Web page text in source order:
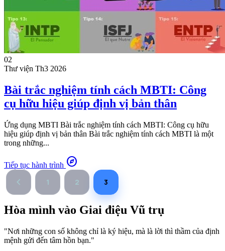
02
Thư viện Th3 2026
Bài trắc nghiệm tính cách MBTI: Công
cụ hữu hiệu giúp định vị bản thân
Ứng dụng MBTI Bài trắc nghiệm tính cách MBTI: Công cụ hữu
hiệu giúp định vị bản thân Bài trắc nghiệm tính cách MBTI là một
trong những...
Tiếp tục hành trình explore
chevron_left
1 2 3
Hòa mình vào Giai điệu Vũ trụ
"Nơi những con số không chỉ là ký hiệu, mà là lời thì thầm của định
mệnh gửi đến tâm hồn bạn."